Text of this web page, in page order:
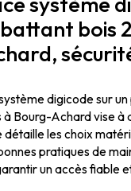
bois
digicode sur
à Bourg-Achard vise à
les choix
pratiques de
un accès fiable